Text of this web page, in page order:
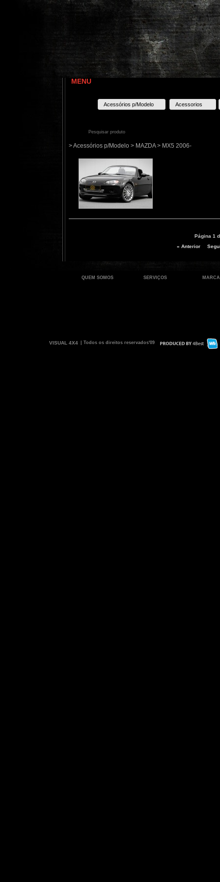
MENU
Acessórios p/Modelo Acessorios
> Acessórios p/Modelo > MAZDA > MX5 2006-
Página 1
« Anterior
QUEM SOMOS SERVIÇOS
VISUAL 4X4 | Todos os direitos reservados'09